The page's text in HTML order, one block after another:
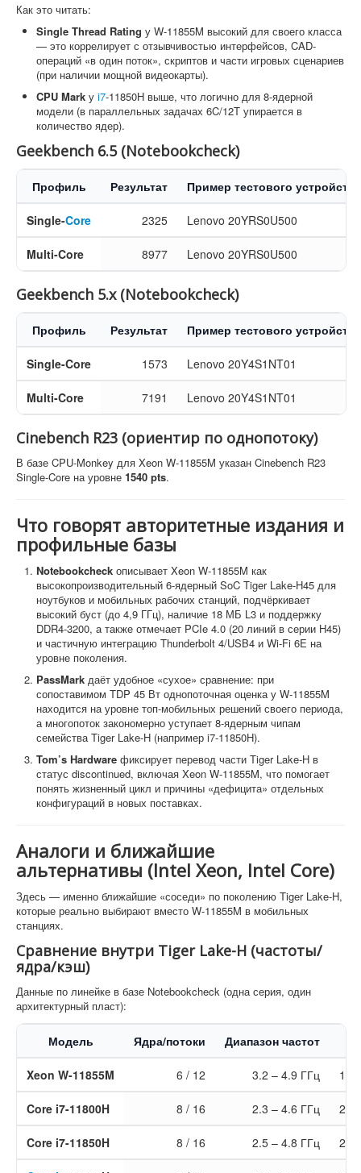
Как это читать:
Single Thread Rating у W-11855M высокий для своего класса
— это коррелирует с отзывчивостью интерфейсов, CAD-
операций «в один поток», скриптов и части игровых сценариев
(при наличии мощной видеокарты).
CPU Mark у i7-11850H выше, что логично для 8-ядерной
модели (в параллельных задачах 6C/12T упирается в
количество ядер).
Geekbench 6.5 (Notebookcheck)
Профиль Результат Пример тестового
Single-Core 2325 Lenovo 20YRS0U500
Multi-Core 8977 Lenovo 20YRS0U500
Geekbench 5.x (Notebookcheck)
Профиль Результат Пример тестового
Single-Core 1573 Lenovo 20Y4S1NT01
Multi-Core 7191 Lenovo 20Y4S1NT01
Cinebench R23 (ориентир по однопотоку)
В базе CPU-Monkey для Xeon W-11855M указан Cinebench R23
Single-Core на уровне 1540 pts.
Что говорят авторитетные издания и
профильные базы
Notebookcheck описывает Xeon W-11855M как
высокопроизводительный 6-ядерный SoC Tiger Lake-H45 для
ноутбуков и мобильных рабочих станций, подчёркивает
высокий буст (до 4,9 ГГц), наличие 18 МБ L3 и поддержку
DDR4-3200, а также отмечает PCIe 4.0 (20 линий в серии H45)
и частичную интеграцию Thunderbolt 4/USB4 и Wi-Fi 6E на
уровне поколения.
PassMark даёт удобное «сухое» сравнение: при
сопоставимом TDP 45 Вт однопоточная оценка у W-11855M
находится на уровне топ-мобильных решений своего периода,
а многопоток закономерно уступает 8-ядерным чипам
семейства Tiger Lake-H (например i7-11850H).
Tom’s Hardware фиксирует перевод части Tiger Lake-H в
статус discontinued, включая Xeon W-11855M, что помогает
понять жизненный цикл и причины «дефицита» отдельных
конфигураций в новых поставках.
Аналоги и ближайшие
альтернативы (Intel Xeon, Intel Core)
Здесь — именно ближайшие «соседи» по поколению Tiger Lake-H,
которые реально выбирают вместо W-11855M в мобильных
станциях.
Сравнение внутри Tiger Lake-H (частоты/
ядра/кэш)
Данные по линейке в базе Notebookcheck (одна серия, один
архитектурный пласт):
Модель Ядра/потоки Диапазон частот
Xeon W-11855M 6 / 12 3.2 – 4.9 ГГц 18
Core i7-11800H 8 / 16 2.3 – 4.6 ГГц 24
Core i7-11850H 8 / 16 2.5 – 4.8 ГГц 24